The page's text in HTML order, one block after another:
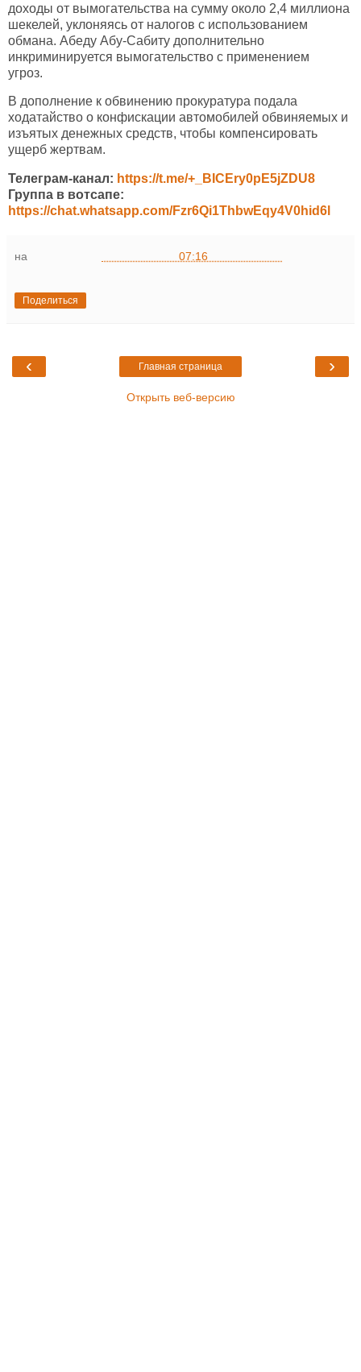
доходы от вымогательства на сумму около 2,4 миллиона
шекелей, уклоняясь от налогов с использованием
обмана. Абеду Абу-Сабиту дополнительно
инкриминируется вымогательство с применением
угроз.
В дополнение к обвинению прокуратура подала
ходатайство о конфискации автомобилей обвиняемых и
изъятых денежных средств, чтобы компенсировать
ущерб жертвам.
Телеграм-канал: https://t.me/+_BICEry0pE5jZDU8
Группа в вотсапе:
https://chat.whatsapp.com/Fzr6Qi1ThbwEqy4V0hid6l
на 07:16
Поделиться
‹ ›
Главная страница
Открыть веб-версию